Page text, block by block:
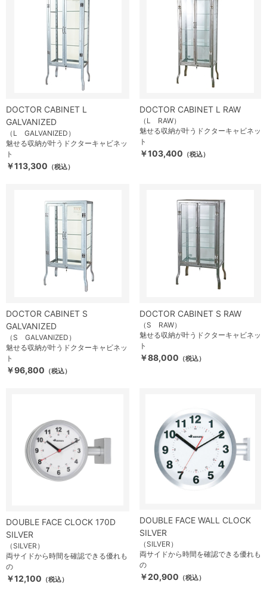
DOCTOR CABINET L
GALVANIZED
（L GALVANIZED）
魅せる収納が叶うドクターキャビネッ
ト
￥113,300 （税込）
DOCTOR CABINET L RAW
（L RAW）
魅せる収納が叶うドクターキャビネッ
ト
￥103,400 （税込）
DOCTOR CABINET S
GALVANIZED
（S GALVANIZED）
魅せる収納が叶うドクターキャビネッ
ト
￥96,800 （税込）
DOCTOR CABINET S RAW
（S RAW）
魅せる収納が叶うドクターキャビネッ
ト
￥88,000 （税込）
DOUBLE FACE CLOCK 170D
SILVER
（SILVER）
両サイドから時間を確認できる優れも
の
￥12,100 （税込）
DOUBLE FACE WALL CLOCK
SILVER
（SILVER）
両サイドから時間を確認できる優れも
の
￥20,900 （税込）